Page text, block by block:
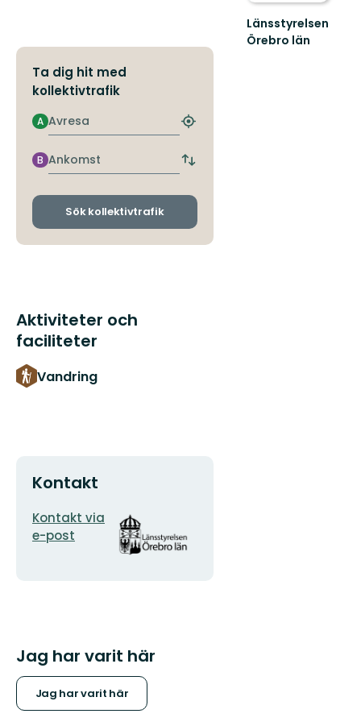
Ta dig hit med
kollektivtrafik
Avresa
A
Hitta
hållplats
Ankomst
B
Byt
och
Sök kollektivtrafik
Aktiviteter och
faciliteter
Vandring
Kontakt
E-
postadress
Kontakt via
e-post
Organisationens
logotyp
Jag har varit här
Jag har varit här
Länsstyrelsen
Örebro län